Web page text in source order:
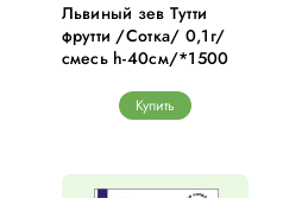
Львиный зев Тутти
фрутти /Сотка/ 0,1г/
смесь h-40см/*1500
Купить